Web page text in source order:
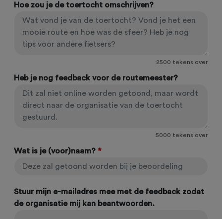
Hoe zou je de toertocht omschrijven?
2500 tekens over
Heb je nog feedback voor de routemeester?
5000 tekens over
Wat is je (voor)naam? *
Stuur mijn e-mailadres mee met de feedback zodat
de organisatie mij kan beantwoorden.